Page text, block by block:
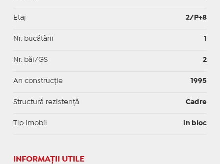
Etaj 2/P+8
Nr. bucătării 1
Nr. băi/GS 2
An construcție 1995
Structură rezistență Cadre
Tip imobil In bloc
INFORMAŢII UTILE